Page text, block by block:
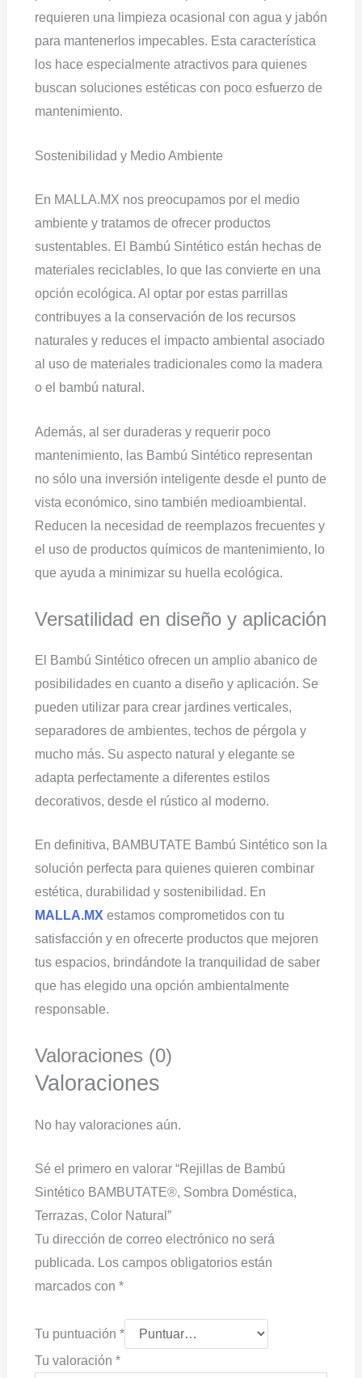
requieren una limpieza ocasional con agua y jabón
para mantenerlos impecables. Esta característica
los hace especialmente atractivos para quienes
buscan soluciones estéticas con poco esfuerzo de
mantenimiento.
Sostenibilidad y Medio Ambiente
En MALLA.MX nos preocupamos por el medio
ambiente y tratamos de ofrecer productos
sustentables. El Bambú Sintético están hechas de
materiales reciclables, lo que las convierte en una
opción ecológica. Al optar por estas parrillas
contribuyes a la conservación de los recursos
naturales y reduces el impacto ambiental asociado
al uso de materiales tradicionales como la madera
o el bambú natural.
Además, al ser duraderas y requerir poco
mantenimiento, las Bambú Sintético representan
no sólo una inversión inteligente desde el punto de
vista económico, sino también medioambiental.
Reducen la necesidad de reemplazos frecuentes y
el uso de productos químicos de mantenimiento, lo
que ayuda a minimizar su huella ecológica.
Versatilidad en diseño y aplicación
El Bambú Sintético ofrecen un amplio abanico de
posibilidades en cuanto a diseño y aplicación. Se
pueden utilizar para crear jardines verticales,
separadores de ambientes, techos de pérgola y
mucho más. Su aspecto natural y elegante se
adapta perfectamente a diferentes estilos
decorativos, desde el rústico al moderno.
En definitiva, BAMBUTATE Bambú Sintético son la
solución perfecta para quienes quieren combinar
estética, durabilidad y sostenibilidad. En
MALLA.MX estamos comprometidos con tu
satisfacción y en ofrecerte productos que mejoren
tus espacios, brindándote la tranquilidad de saber
que has elegido una opción ambientalmente
responsable.
Valoraciones (0)
Valoraciones
No hay valoraciones aún.
Sé el primero en valorar “Rejillas de Bambú
Sintético BAMBUTATE®, Sombra Doméstica,
Terrazas, Color Natural”
Tu dirección de correo electrónico no será
publicada. Los campos obligatorios están
marcados con *
Tu puntuación *
Tu valoración *